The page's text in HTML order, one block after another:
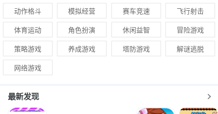
动作格斗 模拟经营 赛车竞速
飞行射击
体育运动
角色扮演 休闲益智
冒险游戏
策略游戏
养成游戏 塔防游戏
解谜逃脱
网络游戏
最新发现